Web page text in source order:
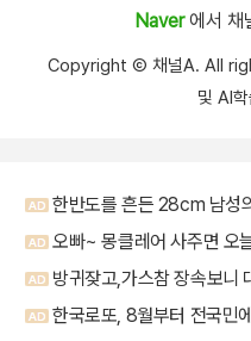
Naver에서 채
Copyright Ⓒ 채널A. All
및 AI